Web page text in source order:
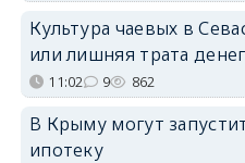
Культура чаевых в
или лишняя трата
11:02 9 862
В Крыму могут
ипотеку